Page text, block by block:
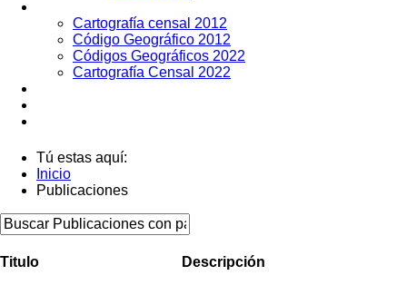
Cartografía censal 2012
Código Geográfico 2012
Códigos Geográficos 2022
Cartografía Censal 2022
Tú estas aquí:
Inicio
Publicaciones
Titulo Descripción